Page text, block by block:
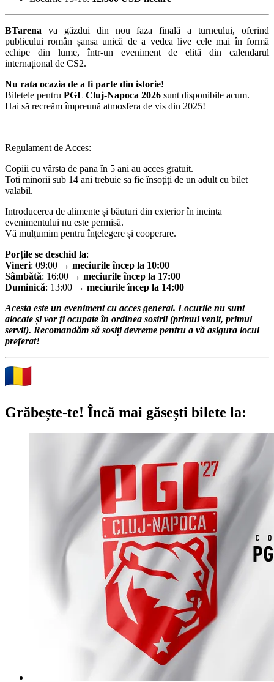
BTarena va găzdui din nou faza finală a turneului, oferind
publicului român șansa unică de a vedea live cele mai în formă
echipe din lume, într-un eveniment de elită din calendarul
internațional de CS2.
Nu rata ocazia de a fi parte din istorie!
Biletele pentru PGL Cluj-Napoca 2026 sunt disponibile acum.
Hai să recreăm împreună atmosfera de vis din 2025!
Regulament de Acces:
Copiii cu vârsta de pana în 5 ani au acces gratuit.
Toti minorii sub 14 ani trebuie sa fie însoțiți de un adult cu bilet
valabil.
Introducerea de alimente și băuturi din exterior în incinta
evenimentului nu este permisă.
Vă mulțumim pentru înțelegere și cooperare.
Porțile se deschid la:
Vineri: 09:00 → meciurile încep la 10:00
Sâmbătă: 16:00 → meciurile încep la 17:00
Duminică: 13:00 → meciurile încep la 14:00
Acesta este un eveniment cu acces general. Locurile nu sunt
alocate și vor fi ocupate în ordinea sosirii (primul venit, primul
servit). Recomandăm să sosiți devreme pentru a vă asigura locul
preferat!
Grăbește-te! Încă mai găsești bilete la: